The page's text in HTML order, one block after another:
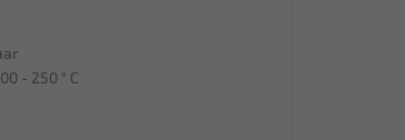
- 250 ° C